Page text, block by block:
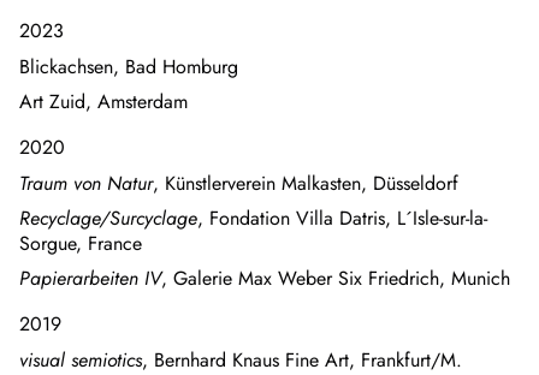
2023
Blickachsen, Bad Homburg
Art Zuid, Amsterdam
2020
Traum von Natur, Künstlerverein Malkasten, Düsseldorf
Recyclage/Surcyclage, Fondation Villa Datris, L´Isle-sur-la-
Sorgue, France
Papierarbeiten IV, Galerie Max Weber Six Friedrich, Munich
2019
visual semiotics, Bernhard Knaus Fine Art, Frankfurt/M.